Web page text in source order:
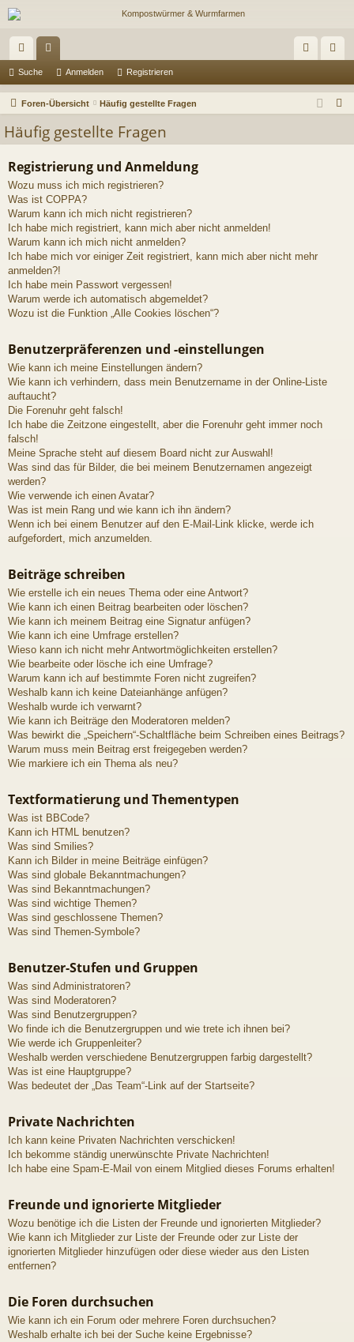
ch
ne
ug
riff
en m
de
ist
re
Suche Anmelden Registrieren
Foren-Übersicht Häufig gestellte Fragen
Häufig gestellte Fragen
Registrierung und Anmeldung
Wozu muss ich mich registrieren?
Was ist COPPA?
Warum kann ich mich nicht registrieren?
Ich habe mich registriert, kann mich aber nicht anmelden!
Warum kann ich mich nicht anmelden?
Ich habe mich vor einiger Zeit registriert, kann mich aber nicht mehr
anmelden?!
Ich habe mein Passwort vergessen!
Warum werde ich automatisch abgemeldet?
Wozu ist die Funktion „Alle Cookies löschen“?
Benutzerpräferenzen und -einstellungen
Wie kann ich meine Einstellungen ändern?
Wie kann ich verhindern, dass mein Benutzername in der Online-Liste
auftaucht?
Die Forenuhr geht falsch!
Ich habe die Zeitzone eingestellt, aber die Forenuhr geht immer noch
falsch!
Meine Sprache steht auf diesem Board nicht zur Auswahl!
Was sind das für Bilder, die bei meinem Benutzernamen angezeigt
werden?
Wie verwende ich einen Avatar?
Was ist mein Rang und wie kann ich ihn ändern?
Wenn ich bei einem Benutzer auf den E-Mail-Link klicke, werde ich
aufgefordert, mich anzumelden.
Beiträge schreiben
Wie erstelle ich ein neues Thema oder eine Antwort?
Wie kann ich einen Beitrag bearbeiten oder löschen?
Wie kann ich meinem Beitrag eine Signatur anfügen?
Wie kann ich eine Umfrage erstellen?
Wieso kann ich nicht mehr Antwortmöglichkeiten erstellen?
Wie bearbeite oder lösche ich eine Umfrage?
Warum kann ich auf bestimmte Foren nicht zugreifen?
Weshalb kann ich keine Dateianhänge anfügen?
Weshalb wurde ich verwarnt?
Wie kann ich Beiträge den Moderatoren melden?
Was bewirkt die „Speichern“-Schaltfläche beim Schreiben eines Beitrags?
Warum muss mein Beitrag erst freigegeben werden?
Wie markiere ich ein Thema als neu?
Textformatierung und Thementypen
Was ist BBCode?
Kann ich HTML benutzen?
Was sind Smilies?
Kann ich Bilder in meine Beiträge einfügen?
Was sind globale Bekanntmachungen?
Was sind Bekanntmachungen?
Was sind wichtige Themen?
Was sind geschlossene Themen?
Was sind Themen-Symbole?
Benutzer-Stufen und Gruppen
Was sind Administratoren?
Was sind Moderatoren?
Was sind Benutzergruppen?
Wo finde ich die Benutzergruppen und wie trete ich ihnen bei?
Wie werde ich Gruppenleiter?
Weshalb werden verschiedene Benutzergruppen farbig dargestellt?
Was ist eine Hauptgruppe?
Was bedeutet der „Das Team“-Link auf der Startseite?
Private Nachrichten
Ich kann keine Privaten Nachrichten verschicken!
Ich bekomme ständig unerwünschte Private Nachrichten!
Ich habe eine Spam-E-Mail von einem Mitglied dieses Forums erhalten!
Freunde und ignorierte Mitglieder
Wozu benötige ich die Listen der Freunde und ignorierten Mitglieder?
Wie kann ich Mitglieder zur Liste der Freunde oder zur Liste der
ignorierten Mitglieder hinzufügen oder diese wieder aus den Listen
entfernen?
Die Foren durchsuchen
Wie kann ich ein Forum oder mehrere Foren durchsuchen?
Weshalb erhalte ich bei der Suche keine Ergebnisse?